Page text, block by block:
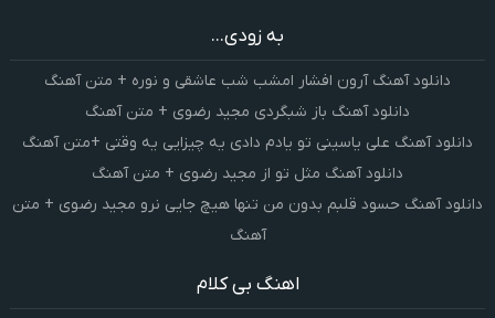
به زودی...
دانلود آهنگ آرون افشار امشب شب عاشقی و نوره + متن آهنگ
دانلود آهنگ باز شبگردی مجید رضوی + متن آهنگ
دانلود آهنگ علی یاسینی تو یادم دادی یه چیزایی یه وقتی +متن آهنگ
دانلود آهنگ مثل تو از مجید رضوی + متن آهنگ
دانلود آهنگ حسود قلبم بدون من تنها هیچ جایی نرو مجید رضوی + متن
آهنگ
اهنگ بی کلام